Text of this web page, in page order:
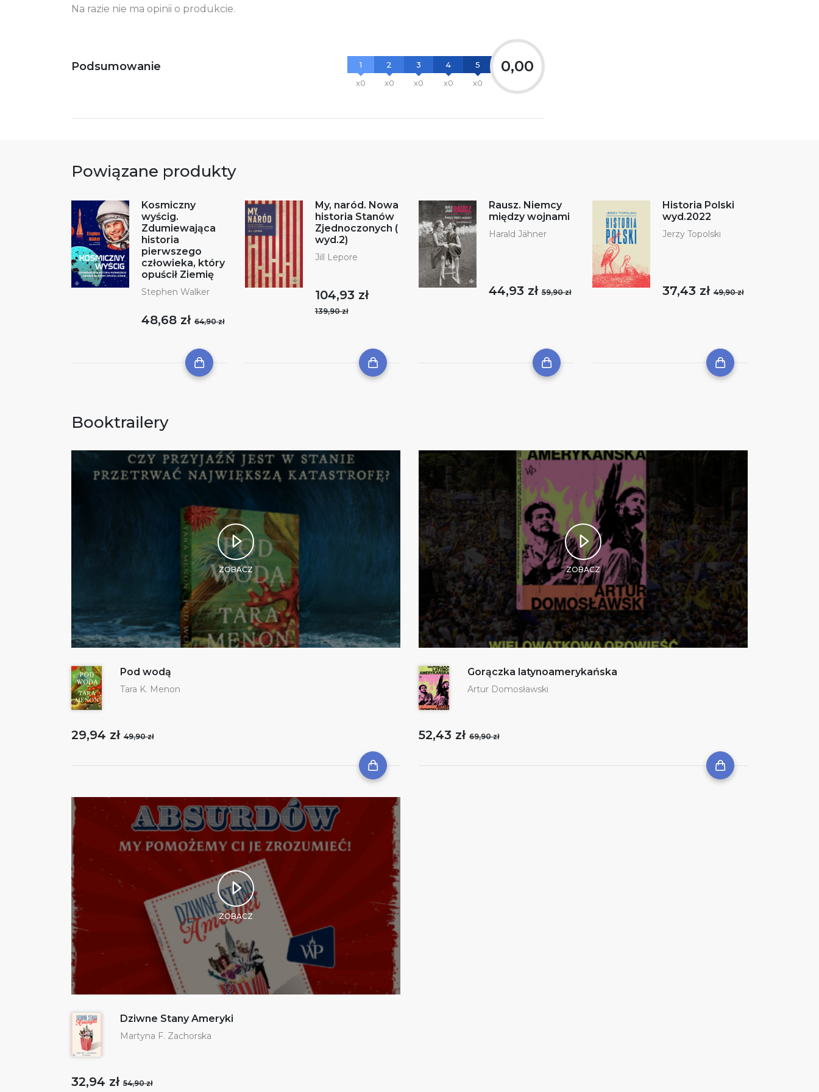
Na razie nie ma opinii o produkcie.
Podsumowanie
1
x0
2
x0
3
x0
4
x0
5
x0
0,00
Powiązane produkty
Kosmiczny
wyścig.
Zdumiewająca
historia
pierwszego
człowieka, który
opuścił Ziemię
Stephen Walker
48,68 zł64,90 zł
My, naród. Nowa
historia Stanów
Zjednoczonych (
wyd.2)
Jill Lepore
104,93 zł
139,90 zł
Rausz. Niemcy
między wojnami
Harald Jähner
44,93 zł59,90 zł
Historia Polski
wyd.2022
Jerzy Topolski
37,43 zł49,90 zł
Booktrailery
ZOBACZ
Pod wodą
Tara K. Menon
29,94 zł 49,90 zł
ZOBACZ
Gorączka latynoamerykańska
Artur Domosławski
52,43 zł 69,90 zł
ZOBACZ
Dziwne Stany Ameryki
Martyna F. Zachorska
32,94 zł 54,90 zł